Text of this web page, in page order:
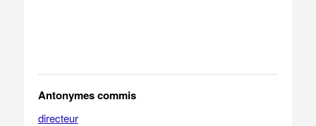
Antonymes commis
directeur